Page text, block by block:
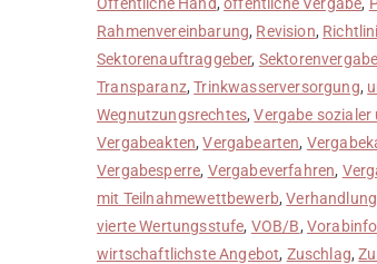
Rahmenvereinbarung, Revision,
Sektorenauftraggeber,
Transparanz,Trinkwasserversorgung,
Wegnutzungsrechtes,Vergabe sozialer
Vergabeakten,Vergabearten,
Vergabesperre, Vergabeverfahren,
mit Teilnahmewettbewerb,
vierte Wertungsstufe, VOB/B,
wirtschaftlichste Angebot, Zuschlag,